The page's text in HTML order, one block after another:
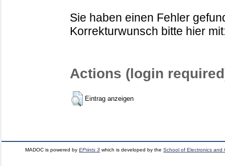
Sie haben einen Fehler
Korrekturwunsch bitte hier
Actions (login
Eintrag anzeigen
MADOC is powered byEPrints 3 which is developed by theSchool of Electronics and